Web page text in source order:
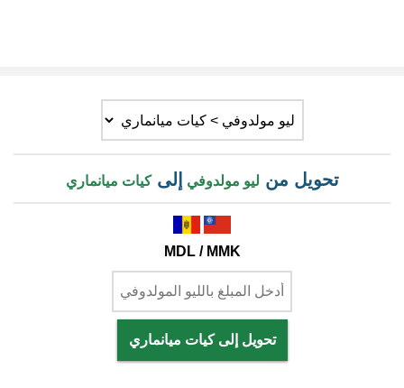
تحويل من ليو مولدوفي إلىكيات ميانماري
MDL / MMK
تحويل إلى كيات ميانماري